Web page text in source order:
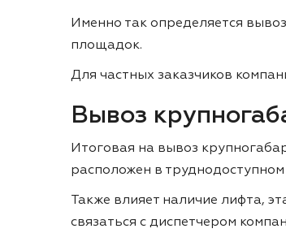
Именно так определяется
площадок.
Для частных заказчиков
Вывоз
Итоговая на вывоз
расположен в
Также влияет наличие лифта,
связаться с диспетчером